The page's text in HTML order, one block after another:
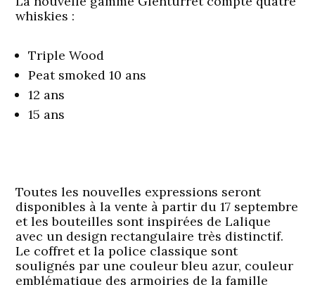
whiskies :
Triple Wood
Peat smoked 10 ans
12 ans
15 ans
Toutes les nouvelles expressions seront
disponibles à la vente à partir du 17 septembre
et les bouteilles sont inspirées de Lalique
avec un design rectangulaire très distinctif.
Le coffret et la police classique sont
soulignés par une couleur bleu azur, couleur
emblématique des armoiries de la famille